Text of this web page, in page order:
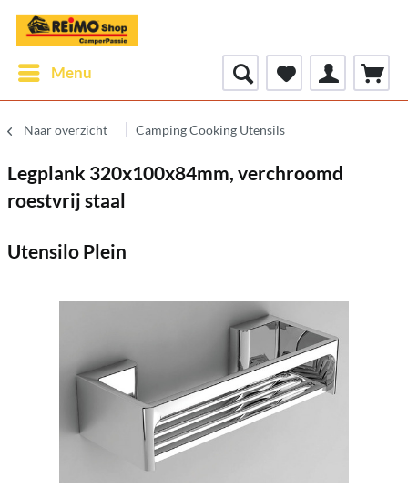
Menu
Naar overzicht Camping Cooking Utensils
Legplank 320x100x84mm, verchroomd
roestvrij staal
Utensilo Plein